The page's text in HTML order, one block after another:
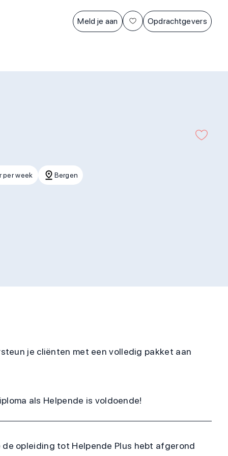
Meld je aan Opdrachtgevers
per week Bergen
je cliënten met een volledig pakket aan
als Helpende is voldoende!
de opleiding tot Helpende Plus hebt afgerond